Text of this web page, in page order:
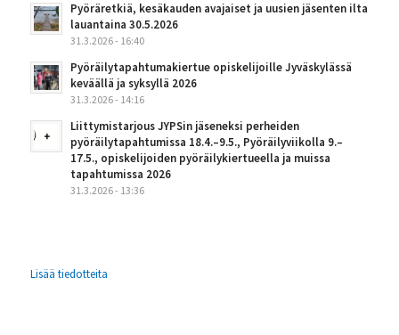
Pyöräretkiä, kesäkauden avajaiset ja uusien jäsenten ilta
lauantaina 30.5.2026
31.3.2026 - 16:40
Pyöräilytapahtumakiertue opiskelijoille Jyväskylässä
keväällä ja syksyllä 2026
31.3.2026 - 14:16
Liittymistarjous JYPSin jäseneksi perheiden
pyöräilytapahtumissa 18.4.–9.5., Pyöräilyviikolla 9.–
17.5., opiskelijoiden pyöräilykiertueella ja muissa
tapahtumissa 2026
31.3.2026 - 13:36
Lisää tiedotteita